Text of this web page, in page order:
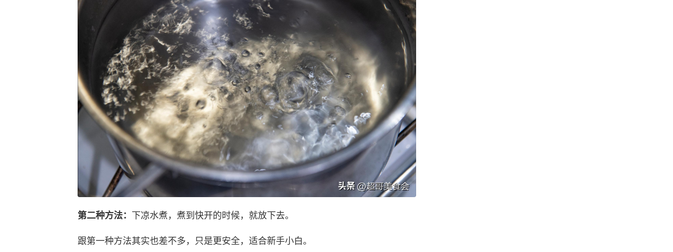
第二种方法： 下凉水煮，煮到快开的时候，就放下去。
跟第一种方法其实也差不多，只是更安全，适合新手小白。